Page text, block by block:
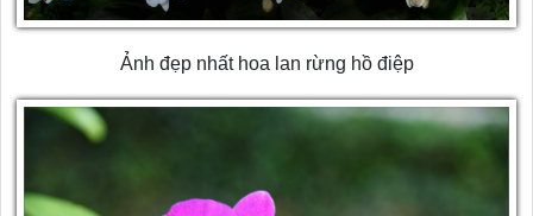
Ảnh đẹp nhất hoa lan rừng hồ điệp